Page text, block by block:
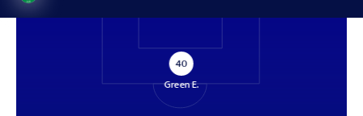
40
Green E.